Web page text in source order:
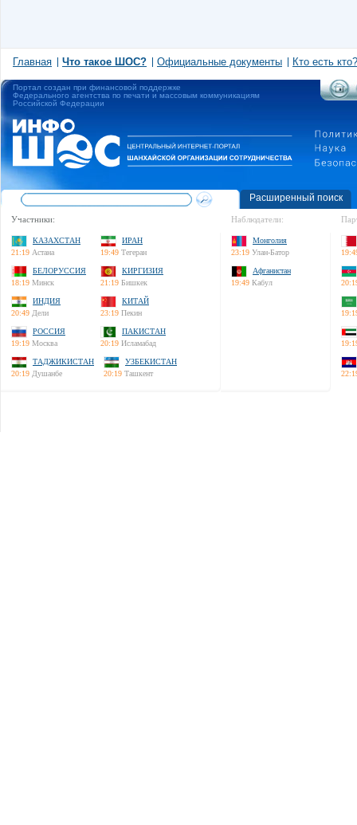
Главная Что такое ШОС? Официальные документы Кто есть кто?
Портал создан при финансовой поддержке
Федерального агентства по печати и массовым коммуникациям
Российской Федерации
Расширенный поиск
Участники:
КАЗАХСТАН
21:19 Астана
ИРАН
19:49 Тегеран
БЕЛОРУССИЯ
18:19 Минск
КИРГИЗИЯ
21:19 Бишкек
ИНДИЯ
20:49 Дели
КИТАЙ
23:19 Пекин
РОССИЯ
19:19 Москва
ПАКИСТАН
20:19 Исламабад
ТАДЖИКИСТАН
20:19 Душанбе
УЗБЕКИСТАН
20:19 Ташкент
Наблюдатели:
Монголия
23:19 Улан-Батор
Афганистан
19:49 Кабул